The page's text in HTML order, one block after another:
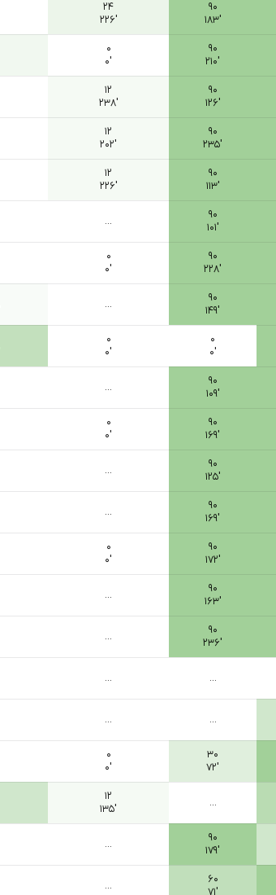
۹۰
۱۸۳′
۲۴
۲۲۶′
۹۰
۲۱۰′
۰
۰′
۹۰
۱۲۶′
۱۲
۲۳۸′
۹۰
۲۳۵′
۱۲
۲۰۲′
۹۰
۱۱۳′
۱۲
۲۲۶′
۹۰
۱۰۱′
...
۹۰
۲۲۸′
۰
۰′
۹۰
۱۴۹′
...
۰
۰′
۰
۰′
۹۰
۱۰۹′
...
۹۰
۱۶۹′
۰
۰′
۹۰
۱۲۵′
...
۹۰
۱۶۹′
...
۹۰
۱۷۲′
۰
۰′
۹۰
۱۶۳′
...
۹۰
۲۳۶′
...
...
...
...
...
۳۰
۷۲′
۰
۰′
...
۱۲
۱۳۵′
۹۰
۱۷۹′
...
۶۰
...